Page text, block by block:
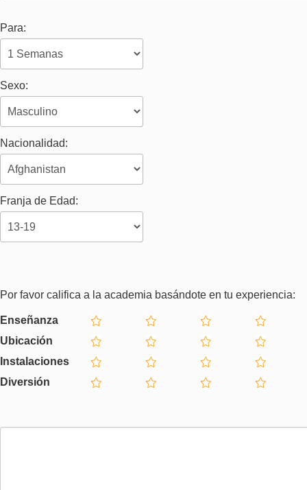
Para:
Sexo:
Nacionalidad:
Franja de Edad:
Por favor califica a la academia basándote en tu experiencia:
Enseñanza
Ubicación
Instalaciones
Diversión